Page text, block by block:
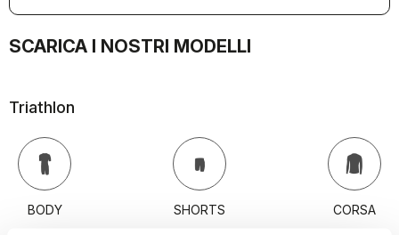
SCARICA I NOSTRI MODELLI
Triathlon
BODY SHORTS CORSA